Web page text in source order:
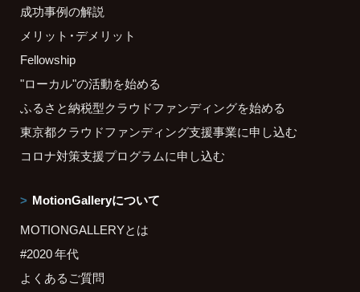
成功事例の解説
メリット・デメリット
Fellowship
"ローカル"の活動を始める
ふるさと納税型クラウドファンディングを始める
東京都クラウドファンディング支援事業に申し込む
コロナ対策支援プログラムに申し込む
MotionGalleryについて
MOTIONGALLERYとは
#2020 年代
よくあるご質問